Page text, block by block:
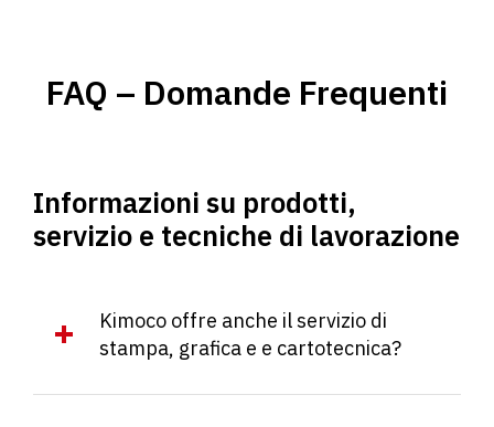
FAQ – Domande Frequenti
Informazioni su prodotti,
servizio e tecniche di lavorazione
Kimoco offre anche il servizio di
stampa, grafica e e cartotecnica?